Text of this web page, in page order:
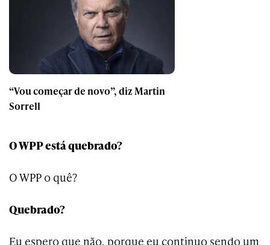
“Vou começar de novo”, diz Martin
Sorrell
O WPP está quebrado?
O WPP o quê?
Quebrado?
Eu espero que não, porque eu continuo sendo um